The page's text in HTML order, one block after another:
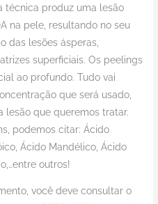
técnica produz uma lesão
na pele, resultando no seu
das lesões ásperas,
superficiais. Os peelings
ao profundo. Tudo vai
que será usado,
lesão que queremos tratar.
podemos citar: Ácido
Ácido Mandélico, Ácido
outros!
você deve consultar o